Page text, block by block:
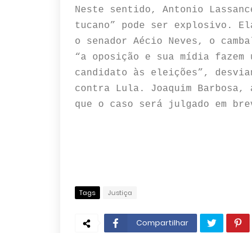
Neste sentido, Antonio
tucano” pode ser explosivo.
o senador Aécio Neves, o
“a oposição e sua mídia
candidato às eleições”,
contra Lula. Joaquim
que o caso será julgado em
Tags Justiça
Compartilhar